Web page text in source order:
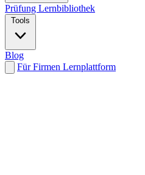
Prüfung Lernbibliothek
Blog
Für Firmen Lernplattform